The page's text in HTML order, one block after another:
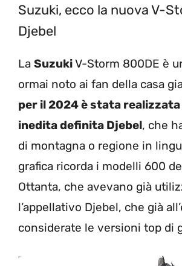
Suzuki, ecco la nuova V-
Djebel
La SuzukiV-Storm 800DE è
ormai noto ai fan della casa
per il 2024 è stata
inedita definita Djebel, che
di montagna o regione in
grafica ricorda i modelli 600
Ottanta, che avevano già
l’appellativo Djebel, che già
considerate le versioni top di